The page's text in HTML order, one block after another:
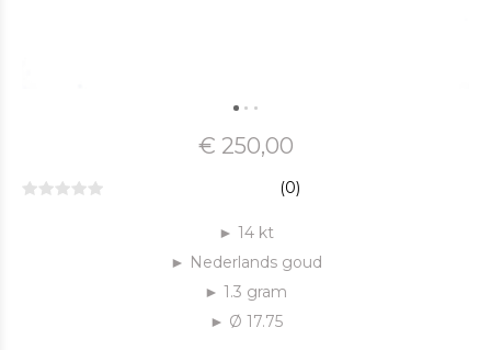
€ 250,00
(0)
► 14 kt
► Nederlands goud
► 1.3 gram
► Ø 17.75